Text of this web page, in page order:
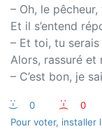
– Oh, le
Et il s’entend
– Et toi, tu
Alors, rassuré et
– C’est bon, je
:-) 0 :-(
0
Pour voter, installer